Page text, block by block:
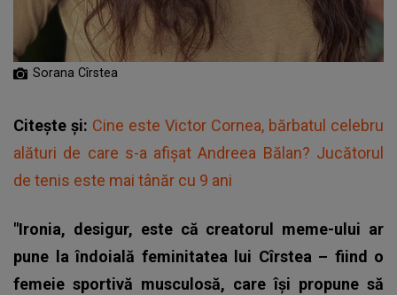
Sorana Cîrstea
Citește și: Cine este Victor Cornea, bărbatul celebru
alături de care s-a afișat Andreea Bălan? Jucătorul
de tenis este mai tânăr cu 9 ani
"Ironia, desigur, este că creatorul meme-ului ar
pune la îndoială feminitatea lui Cîrstea – fiind o
femeie sportivă musculosă, care își propune să